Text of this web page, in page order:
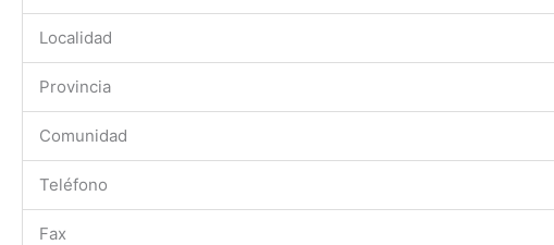
Localidad
Provincia
Comunidad
Teléfono
Fax